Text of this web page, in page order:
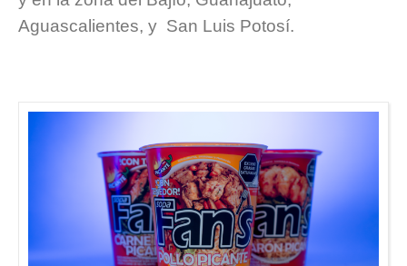
Aguascalientes, y San Luis Potosí.